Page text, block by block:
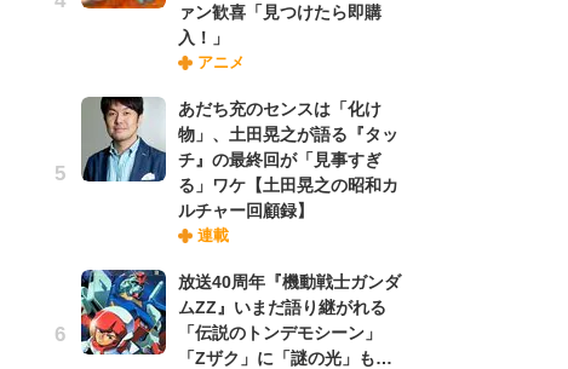
ァン歓喜「見つけたら即購
入！」
アニメ
あだち充のセンスは「化け
物」、土田晃之が語る『タッ
チ』の最終回が「見事すぎ
る」ワケ【土田晃之の昭和カ
ルチャー回顧録】
連載
放送40周年『機動戦士ガンダ
ムZZ』いまだ語り継がれる
「伝説のトンデモシーン」
「Zザク」に「謎の光」も…